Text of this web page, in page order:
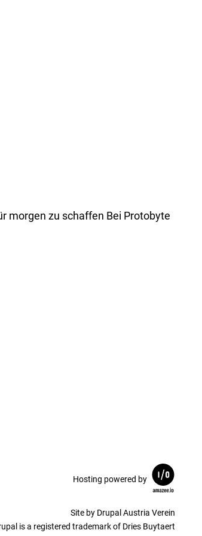
morgen zu schaffen Bei Protobyte
Hosting powered by
Site by Drupal Austria Verein
is a registered trademark of Dries Buytaert